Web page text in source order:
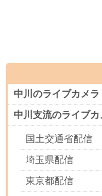
中川のライブカメラ
中川支流のライブカ
国土交通省配信
埼玉県配信
東京都配信